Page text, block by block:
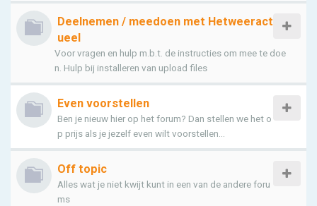
Deelnemen / meedoen met Hetweeract
ueel
Voor vragen en hulp m.b.t. de instructies om mee te doe
n. Hulp bij installeren van upload files
Even voorstellen
Ben je nieuw hier op het forum? Dan stellen we het o
p prijs als je jezelf even wilt voorstellen...
Off topic
Alles wat je niet kwijt kunt in een van de andere foru
ms